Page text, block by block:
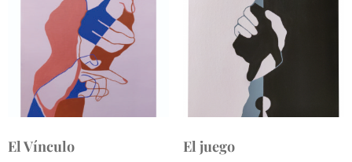
El Vínculo El juego